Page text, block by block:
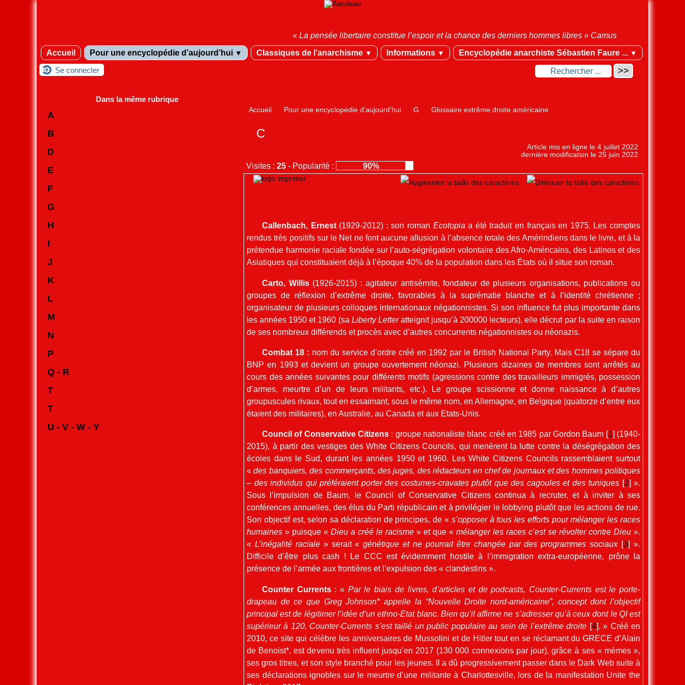
« La pensée libertaire constitue l’espoir et la chance des derniers hommes libres » Camus
Accueil Pour une encyclopédie d’aujourd’hui ▼ Classiques de l’anarchisme ▼ Informations ▼ Encyclopédie anarchiste Sébastien Faure ... ▼
Se connecter
Accueil Pour une encyclopédie d’aujourd’hui G Glossaire extrême droite américaine
C
Article mis en ligne le 4 juillet 2022
dernière modification le 25 juin 2022
Visites : 25 - Popularité : 90%
Callenbach, Ernest(1929-2012) : son roman Ecotopia a été traduit en français en 1975. Les comptes
rendus très positifs sur le Net ne font aucune allusion à l’absence totale des Amérindiens dans le livre, et à la
prétendue harmonie raciale fondée sur l’auto-ségrégation volontaire des Afro-Américains, des Latinos et des
Asiatiques qui constituaient déjà à l’époque 40% de la population dans les États où il situe son roman.
Carto, Willis (1926-2015) : agitateur antisémite, fondateur de plusieurs organisations, publications ou
groupes de réflexion d’extrême droite, favorables à la suprématie blanche et à l’identité chrétienne ;
organisateur de plusieurs colloques internationaux négationnistes. Si son influence fut plus importante dans
les années 1950 et 1960 (sa Liberty Letteratteignit jusqu’à 200000 lecteurs), elle décrut par la suite en raison
de ses nombreux différends et procès avec d’autres concurrents négationnistes ou néonazis.
Combat 18 : nom du service d’ordre créé en 1992 par le British National Party. Mais C18 se sépare du
BNP en 1993 et devient un groupe ouvertement néonazi. Plusieurs dizaines de membres sont arrêtés au
cours des années suivantes pour différents motifs (agressions contre des travailleurs immigrés, possession
d’armes, meurtre d’un de leurs militants, etc.). Le groupe scissionne et donne naissance à d’autres
groupuscules rivaux, tout en essaimant, sous le même nom, en Allemagne, en Belgique (quatorze d’entre eux
étaient des militaires), en Australie, au Canada et aux Etats-Unis.
Council of Conservative Citizens : groupe nationaliste blanc créé en 1985 par Gordon Baum [1](1940-
2015), à partir des vestiges des White Citizens Councils, qui menèrent la lutte contre la déségrégation des
écoles dans le Sud, durant les années 1950 et 1960. Les White Citizens Councils rassemblaient surtout
«des banquiers, des commerçants, des juges, des rédacteurs en chef de journaux et des hommes politiques
– des individus qui préféraient porter des costumes-cravates plutôt que des cagoules et des tuniques [2]».
Sous l’impulsion de Baum, le Council of Conservative Citizens continua à recruter, et à inviter à ses
conférences annuelles, des élus du Parti républicain et à privilégier le lobbying plutôt que les actions de rue.
Son objectif est, selon sa déclaration de principes, de « s’opposer à tous les efforts pour mélanger les races
humaines » puisque « Dieu a créé le racisme » et que « mélanger les races c’est se révolter contre Dieu ».
« L’inégalité raciale» serait «génétique et ne pourrait être changée par des programmes sociaux[3] ».
Difficile d’être plus cash ! Le CCC est évidemment hostile à l’immigration extra-européenne, prône la
présence de l’armée aux frontières et l’expulsion des « clandestins ».
Counter Currents: « Par le biais de livres, d’articles et de podcasts, Counter-Currents est le porte-
drapeau de ce que Greg Johnson* appelle la “Nouvelle Droite nord-américaine”, concept dont l’objectif
principal est de légitimer l’idée d’un ethno-Etat blanc. Bien qu’il affirme ne s’adresser qu’à ceux dont le QI est
supérieur à 120, Counter-Currents s’est taillé un public populaire au sein de l’extrême droite [4]. » Créé en
2010, ce site qui célèbre les anniversaires de Mussolini et de Hitler tout en se réclamant du GRECE d’Alain
de Benoist*, est devenu très influent jusqu’en 2017 (130 000 connexions par jour), grâce à ses « mèmes »,
ses gros titres, et son style branché pour les jeunes. Il a dû progressivement passer dans le Dark Web suite à
ses déclarations ignobles sur le meurtre d’une militante à Charlottesville, lors de la manifestation Unite the
Dans la même rubrique
A
B
D
E
F
G
H
I
J
K
L
M
N
P
Q - R
T
T
U - V - W - Y